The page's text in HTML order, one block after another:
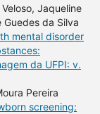
Jaqueline
Guedes da Silva
mental disorder
da UFPI: v.
Pereira
screening: